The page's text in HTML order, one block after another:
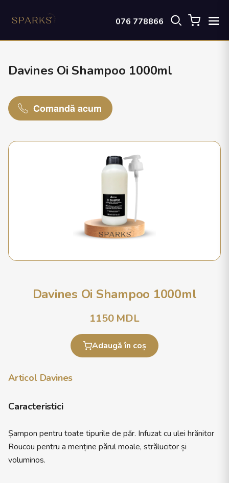
076 778866
Davines Oi Shampoo 1000ml
Comandă acum
Davines Oi Shampoo 1000ml
1150MDL
Adaugă în coș
Articol Davines
Caracteristici
Șampon pentru toate tipurile de păr. Infuzat cu ulei hrănitor
Roucou pentru a menține părul moale, strălucitor și
voluminos.